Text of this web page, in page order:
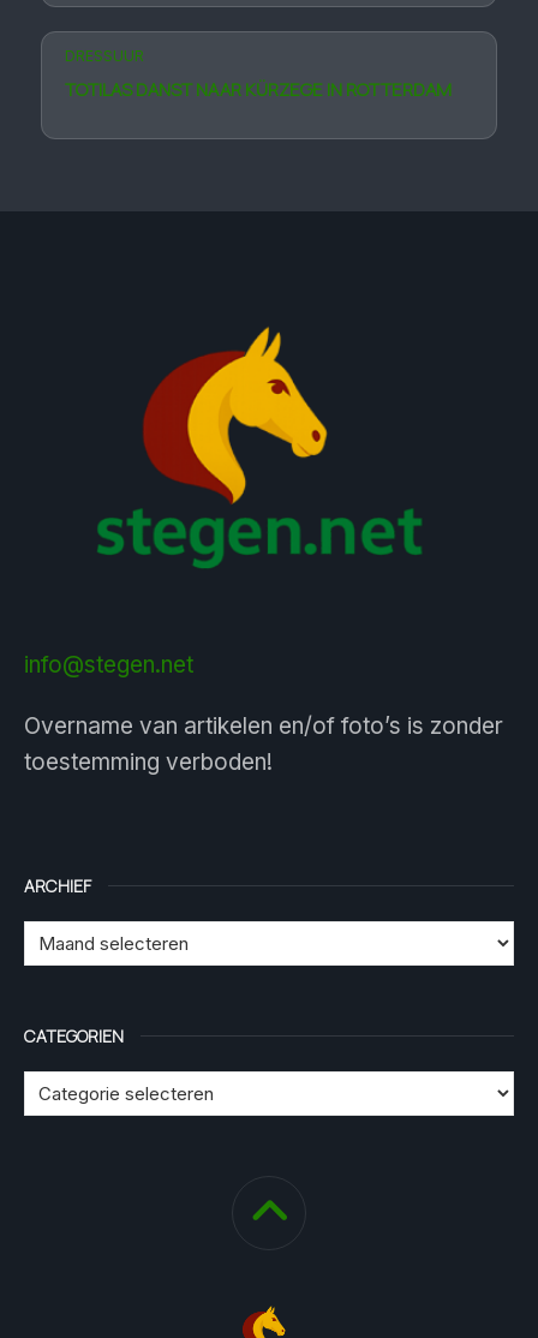
DRESSUUR
TOTILAS DANST NAAR KÜRZEGE IN ROTTERDAM
info@stegen.net
Overname van artikelen en/of foto’s is zonder
toestemming verboden!
ARCHIEF
CATEGORIEN